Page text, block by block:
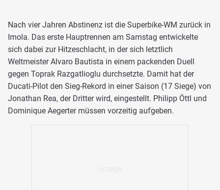
Nach vier Jahren Abstinenz ist die Superbike-WM zurück in
Imola. Das erste Hauptrennen am Samstag entwickelte
sich dabei zur Hitzeschlacht, in der sich letztlich
Weltmeister Alvaro Bautista in einem packenden Duell
gegen Toprak Razgatlioglu durchsetzte. Damit hat der
Ducati-Pilot den Sieg-Rekord in einer Saison (17 Siege) von
Jonathan Rea, der Dritter wird, eingestellt. Philipp Öttl und
Dominique Aegerter müssen vorzeitig aufgeben.